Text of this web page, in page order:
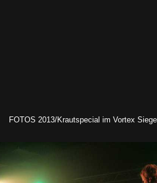
FOTOS 2013/Krautspecial im Vortex